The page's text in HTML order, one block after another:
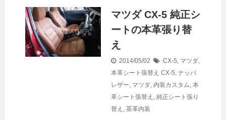
マツダ CX-5 純正シ
ートの本革張り替
え
2014/05/02 CX-5, マツダ,
本革シート張替え CX-5, ナッパ
レザー, マツダ, 内装カスタム, 本
革シート張替え , 純正シート張り
替え , 茶革内装